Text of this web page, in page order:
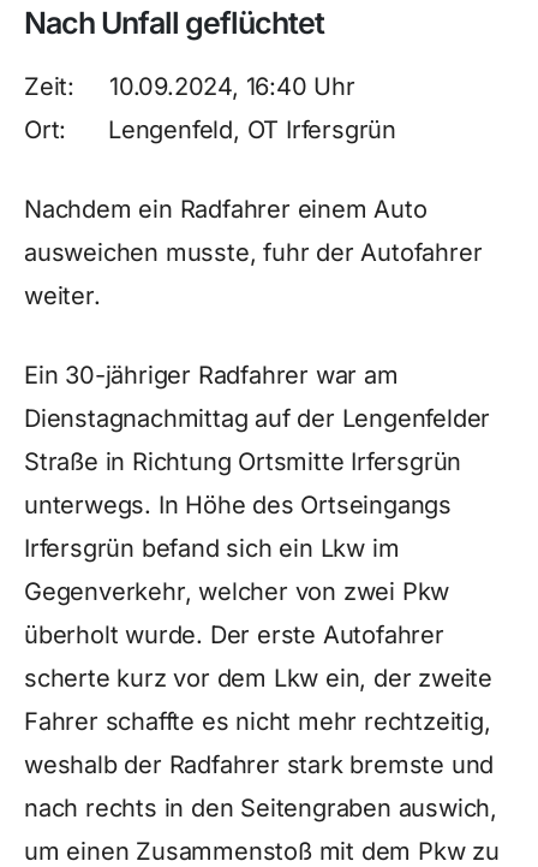
Nach Unfall geflüchtet
Zeit: 10.09.2024, 16:40 Uhr
Ort: Lengenfeld, OT Irfersgrün
Nachdem ein Radfahrer einem Auto
ausweichen musste, fuhr der Autofahrer
weiter.
Ein 30-jähriger Radfahrer war am
Dienstagnachmittag auf der Lengenfelder
Straße in Richtung Ortsmitte Irfersgrün
unterwegs. In Höhe des Ortseingangs
Irfersgrün befand sich ein Lkw im
Gegenverkehr, welcher von zwei Pkw
überholt wurde. Der erste Autofahrer
scherte kurz vor dem Lkw ein, der zweite
Fahrer schaffte es nicht mehr rechtzeitig,
weshalb der Radfahrer stark bremste und
nach rechts in den Seitengraben auswich,
um einen Zusammenstoß mit dem Pkw zu